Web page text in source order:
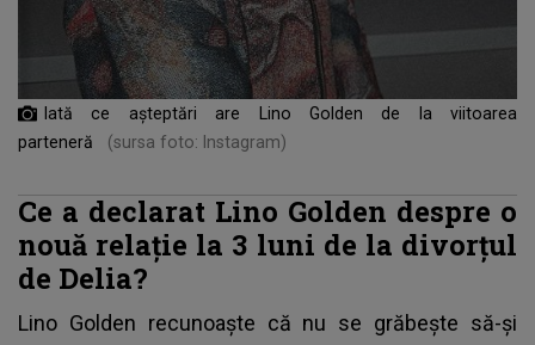
Iată ce așteptări are Lino Golden de la viitoarea
parteneră
(sursa foto: Instagram)
Ce a declarat Lino Golden despre o
nouă relație la 3 luni de la divorțul
de Delia?
Lino Golden recunoaște că nu se grăbește să-și